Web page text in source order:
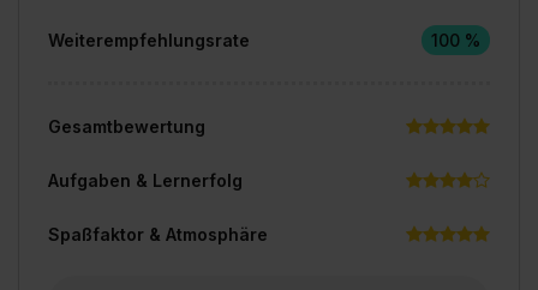
Weiterempfehlungsrate 100 %
Gesamtbewertung
Aufgaben & Lernerfolg
Spaßfaktor & Atmosphäre